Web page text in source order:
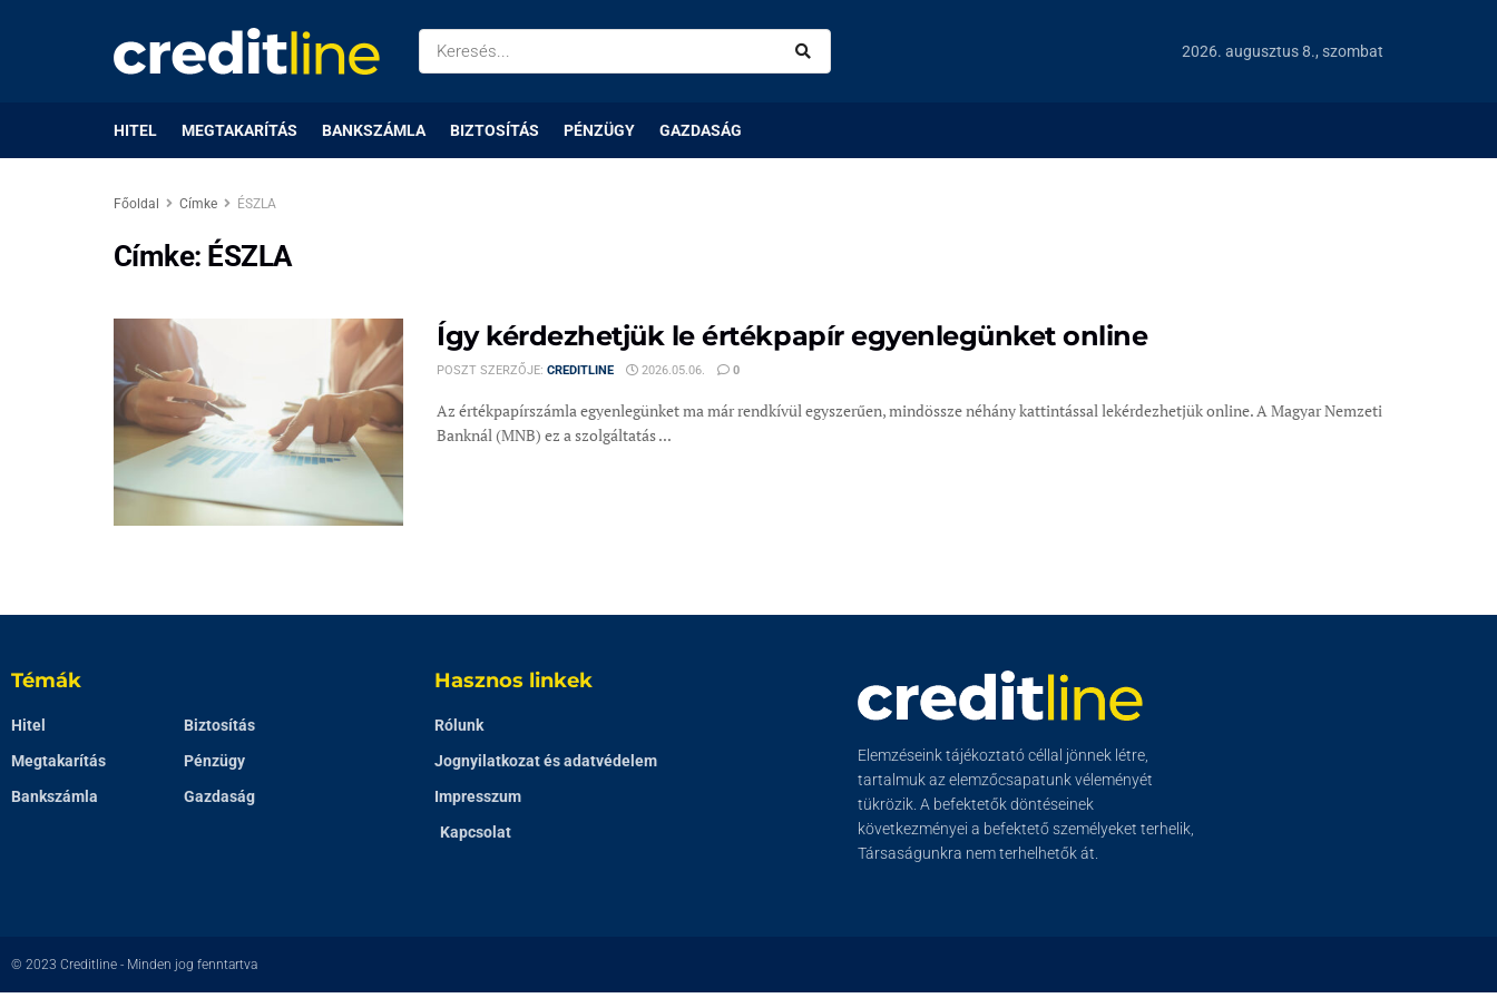
2026. augusztus 8., szombat
HITEL MEGTAKARÍTÁS BANKSZÁMLA BIZTOSÍTÁS PÉNZÜGY GAZDASÁG
Főoldal Címke ÉSZLA
Címke: ÉSZLA
Így kérdezhetjük le értékpapír egyenlegünket online
POSZT SZERZŐJE: CREDITLINE 2026.05.06. 0
Az értékpapírszámla egyenlegünket ma már rendkívül egyszerűen, mindössze néhány kattintással lekérdezhetjük online. A Magyar Nemzeti
Banknál (MNB) ez a szolgáltatás ...
Témák
Hitel
Megtakarítás
Bankszámla
Biztosítás
Pénzügy
Gazdaság
Hasznos linkek
Rólunk
Jognyilatkozat és adatvédelem
Impresszum
Kapcsolat
Elemzéseink tájékoztató céllal jönnek létre,
tartalmuk az elemzőcsapatunk véleményét
tükrözik. A befektetők döntéseinek
következményei a befektető személyeket terhelik,
Társaságunkra nem terhelhetők át.
© 2023 Creditline - Minden jog fenntartva